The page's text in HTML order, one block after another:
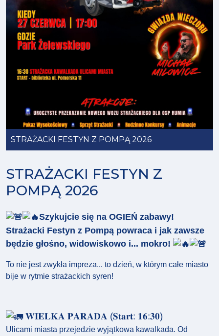
STRAŻACKI FESTYN Z POMPĄ 2026
STRAŻACKI FESTYN Z
POMPĄ 2026
Szykujcie się na OGIEŃ zabawy!
Strażacki Festyn z Pompą powraca i jak zawsze
będzie głośno, widowiskowo i... mokro!
To nie jest zwykła impreza... to dzień, w którym całe miasto
bije w rytmie strażackich syren!
𝐖𝐈𝐄𝐋𝐊𝐀 𝐏𝐀𝐑𝐀𝐃𝐀 (𝐒𝐭𝐚𝐫𝐭: 𝟏𝟔:𝟑𝟎)
Ulicami miasta przejedzie wyjątkowa kawalkada. Od